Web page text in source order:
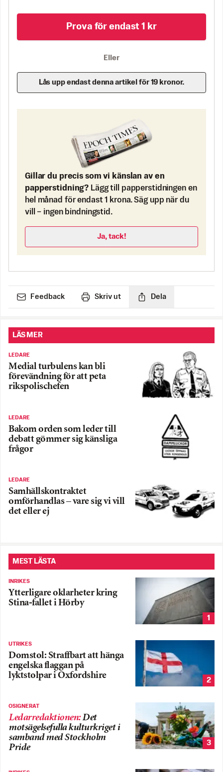
Prova för endast 1 kr
Eller
Lås upp endast denna artikel för 19 kronor.
Gillar du precis som vi känslan av en
papperstidning? Lägg till papperstidningen en
hel månad för endast 1 krona. Säg upp när du
vill – ingen bindningstid.
Ja, tack!
Feedback Skriv ut Dela
LÄS MER
LEDARE
Medial turbulens kan bli
förevändning för att peta
rikspolischefen
LEDARE
Bakom orden som leder till
debatt gömmer sig känsliga
frågor
LEDARE
Samhällskontraktet
omförhandlas – vare sig vi vill
det eller ej
MEST LÄSTA
INRIKES
Ytterligare oklarheter kring
Stina-fallet i Hörby
1
UTRIKES
Domstol: Straffbart att hänga
engelska flaggan på
lyktstolpar i Oxfordshire
2
OSIGNERAT
Ledarredaktionen:Det
motsägelsefulla kulturkriget i
samband med Stockholm
Pride
3